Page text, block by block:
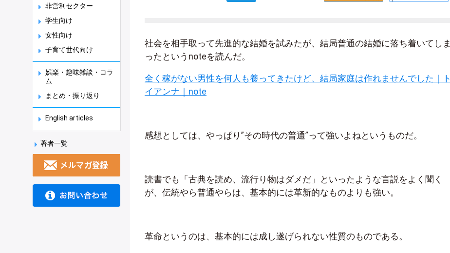
非営利セクター
学生向け
女性向け
子育て世代向け
娯楽・趣味雑談・コラ
ム
まとめ・振り返り
English articles
著者一覧
社会を相手取って先進的な結婚を試みたが、結局普通の結婚に落ち着いてしま
ったというnoteを読んだ。
全く稼がない男性を何人も養ってきたけど、結局家庭は作れませんでした｜ト
イアンナ｜note
感想としては、やっぱり”その時代の普通”って強いよねというものだ。
読書でも「古典を読め、流行り物はダメだ」といったような言説をよく聞く
が、伝統やら普通やらは、基本的には革新的なものよりも強い。
革命というのは、基本的には成し遂げられない性質のものである。